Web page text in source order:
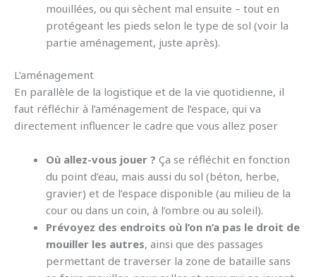
mouillées, ou qui sèchent mal ensuite – tout en
protégeant les pieds selon le type de sol (voir la
partie aménagement, juste après).
L’aménagement
En parallèle de la logistique et de la vie quotidienne, il
faut réfléchir à l’aménagement de l’espace, qui va
directement influencer le cadre que vous allez poser
Où allez-vous jouer ? Ça se réfléchit en fonction
du point d’eau, mais aussi du sol (béton, herbe,
gravier) et de l’espace disponible (au milieu de la
cour ou dans un coin, à l’ombre ou au soleil).
Prévoyez des endroits où l’on n’a pas le droit de
mouiller les autres, ainsi que des passages
permettant de traverser la zone de bataille sans